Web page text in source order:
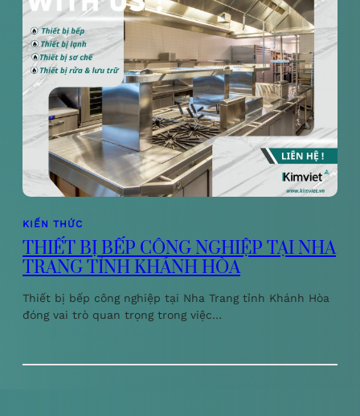
KIẾN THỨC
THIẾT BỊ BẾP CÔNG NGHIỆP TẠI NHA
TRANG TỈNH KHÁNH HÒA
Thiết bị bếp công nghiệp tại Nha Trang tỉnh Khánh Hòa
đóng vai trò quan trọng trong việc…